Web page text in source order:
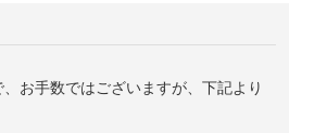
お手数ではございますが、下記より